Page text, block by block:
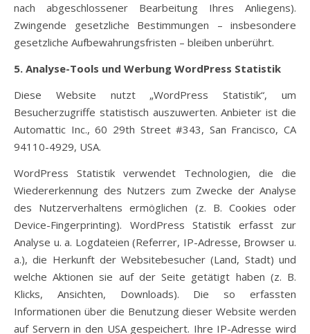
nach abgeschlossener Bearbeitung Ihres Anliegens).
Zwingende gesetzliche Bestimmungen – insbesondere
gesetzliche Aufbewahrungsfristen – bleiben unberührt.
5. Analyse-Tools und Werbung WordPress Statistik
Diese Website nutzt „WordPress Statistik“, um
Besucherzugriffe statistisch auszuwerten. Anbieter ist die
Automattic Inc., 60 29th Street #343, San Francisco, CA
94110-4929, USA.
WordPress Statistik verwendet Technologien, die die
Wiedererkennung des Nutzers zum Zwecke der Analyse
des Nutzerverhaltens ermöglichen (z. B. Cookies oder
Device-Fingerprinting). WordPress Statistik erfasst zur
Analyse u. a. Logdateien (Referrer, IP-Adresse, Browser u.
a.), die Herkunft der Websitebesucher (Land, Stadt) und
welche Aktionen sie auf der Seite getätigt haben (z. B.
Klicks, Ansichten, Downloads). Die so erfassten
Informationen über die Benutzung dieser Website werden
auf Servern in den USA gespeichert. Ihre IP-Adresse wird